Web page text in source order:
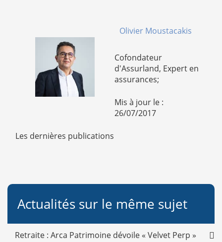
Olivier Moustacakis
Cofondateur
d'Assurland, Expert en
assurances;
Mis à jour le :
26/07/2017
Les dernières publications
Actualités sur le même sujet
Retraite : Arca Patrimoine dévoile « Velvet Perp »